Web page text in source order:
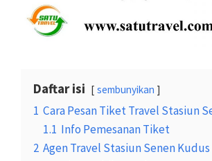
Daftar isi sembunyikan
1 Cara Pesan Tiket Travel Stasiun
1.1 Info Pemesanan Tiket
2 Agen Travel Stasiun Senen Kudus